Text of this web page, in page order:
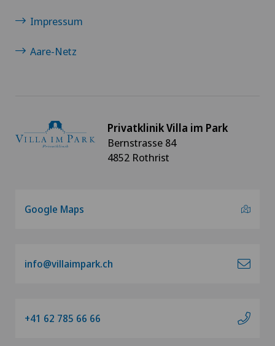
Impressum
Aare-Netz
Privatklinik Villa im Park
Bernstrasse 84
4852 Rothrist
Google Maps
info@villaimpark.ch
+41 62 785 66 66